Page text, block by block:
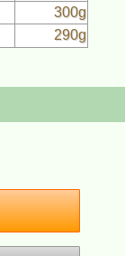
300g
290g